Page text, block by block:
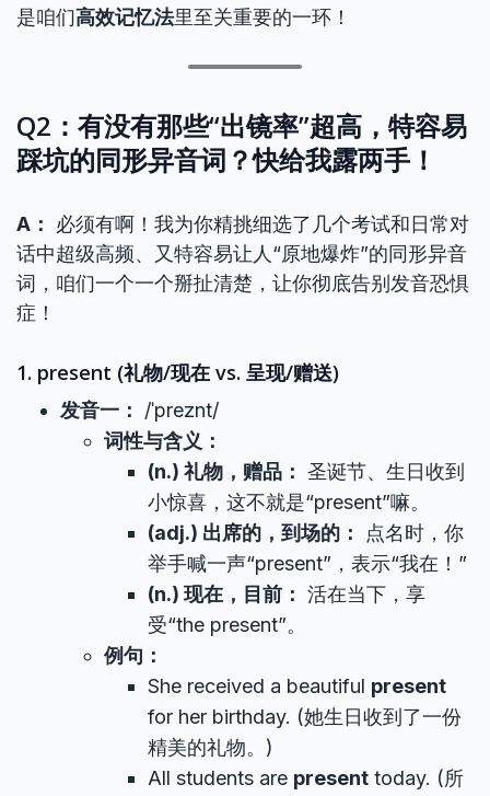
是咱们高效记忆法里至关重要的一环！
Q2：有没有那些“出镜率”超高，特容易
踩坑的同形异音词？快给我露两手！
A：
必须有啊！我为你精挑细选了几个考试和日常对
话中超级高频、又特容易让人“原地爆炸”的同形异音
词，咱们一个一个掰扯清楚，让你彻底告别发音恐惧
症！
1. present (礼物/现在 vs. 呈现/赠送)
发音一：
/ˈpreznt/
词性与含义：
(n.) 礼物，赠品： 圣诞节、生日收到
小惊喜，这不就是“present”嘛。
(adj.) 出席的，到场的：
点名时，你
举手喊一声“present”，表示“我在！”
(n.) 现在，目前： 活在当下，享
受“the present”。
例句：
She received a beautiful present
for her birthday. (她生日收到了一份
精美的礼物。)
All students are present today. (所